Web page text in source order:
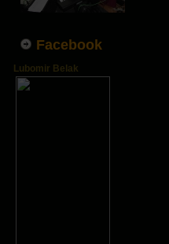
Facebook
Lubomir Belak